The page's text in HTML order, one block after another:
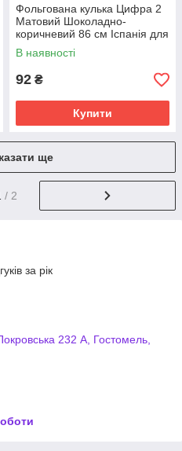
Фольгована кулька Цифра 2
Матовий Шоколадно-
коричневий 86 см Іспанія для
гелію або повітря Slim Matte
Choco Brown 34"
В наявності
92 ₴
Купити
ще
/ 2
за рік
232 А, Гостомель,